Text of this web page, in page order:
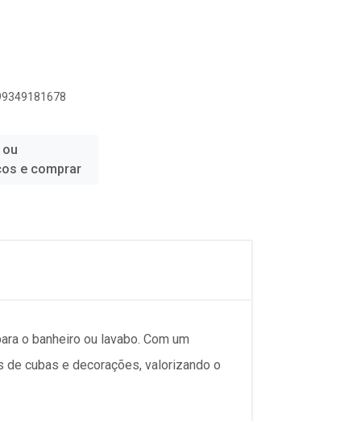
e comprar
o banheiro ou lavabo. Com um
cubas e decorações, valorizando o